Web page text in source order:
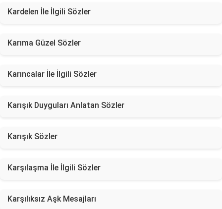
Kardelen İle İlgili Sözler
Karıma Güzel Sözler
Karıncalar İle İlgili Sözler
Karışık Duyguları Anlatan Sözler
Karışık Sözler
Karşılaşma İle İlgili Sözler
Karşılıksız Aşk Mesajları